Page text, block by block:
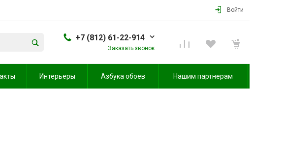
Войти
+7 (812) 61-22-914
Заказать звонок
Интерьеры Азбука обоев Нашим партнерам